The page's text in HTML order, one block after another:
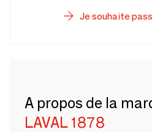
Je souhaite
A propos de la
LAVAL 1878